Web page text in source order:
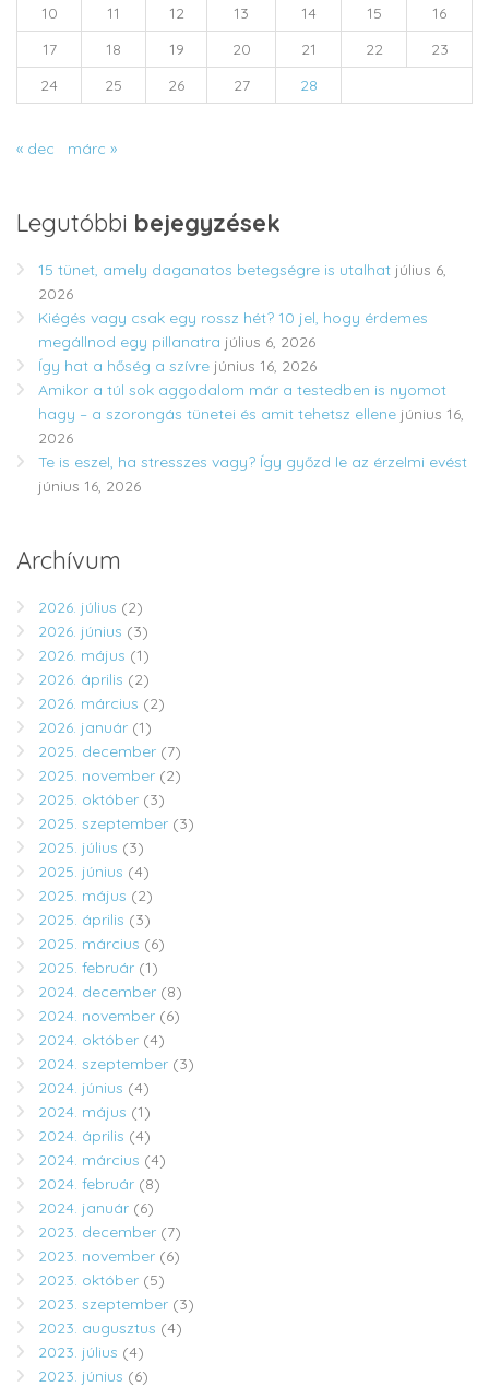
10
11 12 13 14 15
16
17
18 19 20 21 22
23
24
25 26 27 28
« dec márc »
Legutóbbi bejegyzések
15 tünet, amely daganatos betegségre is utalhat július 6,
2026
Kiégés vagy csak egy rossz hét? 10 jel, hogy érdemes
megállnod egy pillanatra július 6, 2026
Így hat a hőség a szívre június 16, 2026
Amikor a túl sok aggodalom már a testedben is nyomot
hagy – a szorongás tünetei és amit tehetsz ellene június 16,
2026
Te is eszel, ha stresszes vagy? Így győzd le az érzelmi evést
június 16, 2026
Archívum
2026. július (2)
2026. június (3)
2026. május (1)
2026. április (2)
2026. március (2)
2026. január (1)
2025. december (7)
2025. november (2)
2025. október (3)
2025. szeptember (3)
2025. július (3)
2025. június (4)
2025. május (2)
2025. április (3)
2025. március (6)
2025. február (1)
2024. december (8)
2024. november (6)
2024. október (4)
2024. szeptember (3)
2024. június (4)
2024. május (1)
2024. április (4)
2024. március (4)
2024. február (8)
2024. január (6)
2023. december (7)
2023. november (6)
2023. október (5)
2023. szeptember (3)
2023. augusztus (4)
2023. július (4)
2023. június (6)